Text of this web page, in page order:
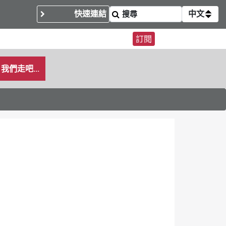
快速連結 中文
訂閱
我們走吧...